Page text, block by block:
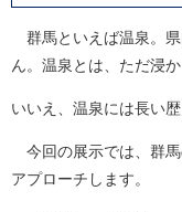
群馬といえば温泉。
ん。温泉とは、ただ浸
いいえ、温泉には長い
今回の展示では、群
アプローチします。